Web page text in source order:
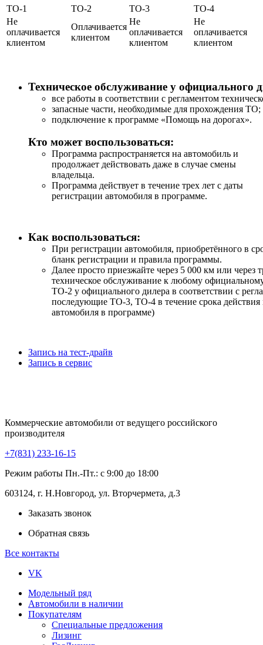
ТО-1 ТО-2 ТО-3
ТО-4
Не
оплачивается
клиентом
Оплачивается
клиентом
Не
оплачивается
клиентом
Не
оплачивается
клиентом
Техническое обслуживание у официального
все работы в соответствии с регламентом
запасные части, необходимые для прохождения ТО;
подключение к программе «Помощь на дорогах».
Кто может воспользоваться:
Программа распространяется на автомобиль и
продолжает действовать даже в случае смены
владельца.
Программа действует в течение трех лет с даты
регистрации автомобиля в программе.
Как воспользоваться:
При регистрации автомобиля, приобретённого в
бланк регистрации и правила программы.
Далее просто приезжайте через 5 000 км или через
техническое обслуживание к любому
ТО-2 у официального дилера в соответствии с
последующие ТО-3, ТО-4 в течение срока
автомобиля в программе)
Запись на тест-драйв
Запись в сервис
Коммерческие автомобили от ведущего российского
производителя
+7(831) 233-16-15
Режим работы Пн.-Пт.: с 9:00 до 18:00
603124, г. Н.Новгород, ул. Вторчермета, д.3
Заказать звонок
Обратная связь
Все контакты
VK
Модельный ряд
Автомобили в наличии
Покупателям
Специальные предложения
Лизинг